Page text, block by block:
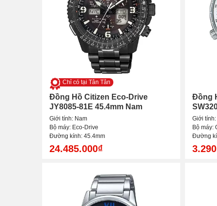
Chỉ có tại Tân Tân
Đồng Hồ Citizen Eco-Drive
JY8085-81E 45.4mm Nam
Giới tính: Nam
Bộ máy: Eco-Drive
Đường kính: 45.4mm
24.485.000₫
Đồng
Giới
Bộ máy:
Đường